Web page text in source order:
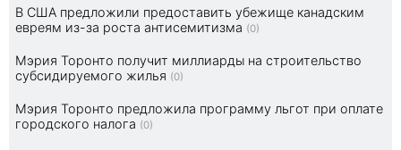
В США предложили предоставить убежище канадским
евреям из-за роста антисемитизма (0)
Мэрия Торонто получит миллиарды на строительство
субсидируемого жилья (0)
Мэрия Торонто предложила программу льгот при оплате
городского налога (0)